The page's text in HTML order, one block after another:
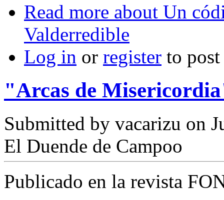
Read more about Un
Valderredible
Log in or register to
"Arcas de
Submitted by vacarizu on
El Duende de Campoo
Publicado en la revista